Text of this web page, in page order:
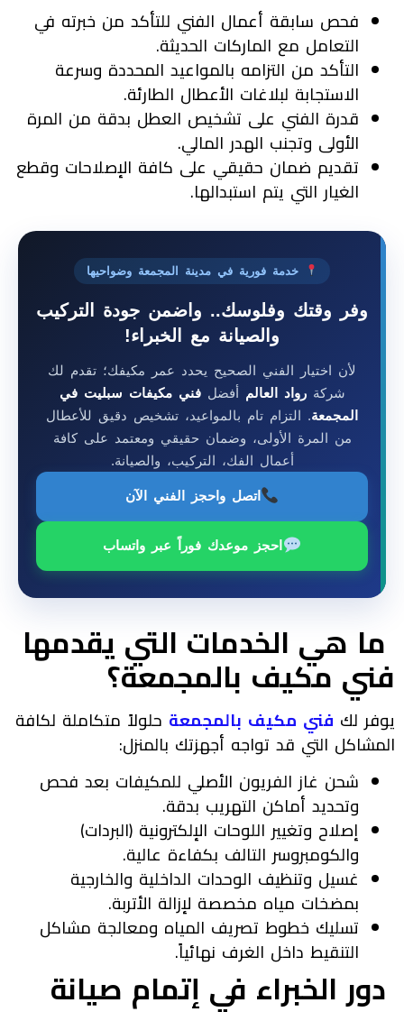
فحص سابقة أعمال الفني للتأكد من خبرته في
التعامل مع الماركات الحديثة.
التأكد من التزامه بالمواعيد المحددة وسرعة
الاستجابة لبلاغات الأعطال الطارئة.
قدرة الفني على تشخيص العطل بدقة من المرة
الأولى وتجنب الهدر المالي.
تقديم ضمان حقيقي على كافة الإصلاحات وقطع
الغيار التي يتم استبدالها.
خدمة فورية في مدينة المجمعة وضواحيها
وفر وقتك وفلوسك.. واضمن جودة التركيب
والصيانة مع الخبراء!
لأن اختيار الفني الصحيح يحدد عمر مكيفك؛ تقدم لك
شركةرواد العالم أفضلفني مكيفات سبليت في
المجمعة. التزام تام بالمواعيد، تشخيص دقيق للأعطال
من المرة الأولى، وضمان حقيقي ومعتمد على كافة
أعمال الفك، التركيب، والصيانة.
اتصل واحجز الفني الآن
احجز موعدك فوراً عبر واتساب
ما هي الخدمات التي يقدمها
فني مكيف بالمجمعة؟
يوفر لك فني مكيف بالمجمعة حلولاً متكاملة لكافة
المشاكل التي قد تواجه أجهزتك بالمنزل:
شحن غاز الفريون الأصلي للمكيفات بعد فحص
وتحديد أماكن التهريب بدقة.
إصلاح وتغيير اللوحات الإلكترونية (البردات)
والكومبروسر التالف بكفاءة عالية.
غسيل وتنظيف الوحدات الداخلية والخارجية
بمضخات مياه مخصصة لإزالة الأتربة.
تسليك خطوط تصريف المياه ومعالجة مشاكل
التنقيط داخل الغرف نهائياً.
دور الخبراء في إتمام صيانة